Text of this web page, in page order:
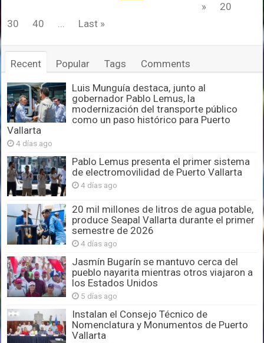
»
20
30
40 ... Last »
Recent Popular Tags Comments
Luis Munguía destaca, junto al
gobernador Pablo Lemus, la
modernización del transporte público
como un paso histórico para Puerto
Vallarta
4 días ago
Pablo Lemus presenta el primer sistema
de electromovilidad de Puerto Vallarta
4 días ago
20 mil millones de litros de agua potable,
produce Seapal Vallarta durante el primer
semestre de 2026
4 días ago
Jasmín Bugarín se mantuvo cerca del
pueblo nayarita mientras otros viajaron a
los Estados Unidos
5 días ago
Instalan el Consejo Técnico de
Nomenclatura y Monumentos de Puerto
Vallarta